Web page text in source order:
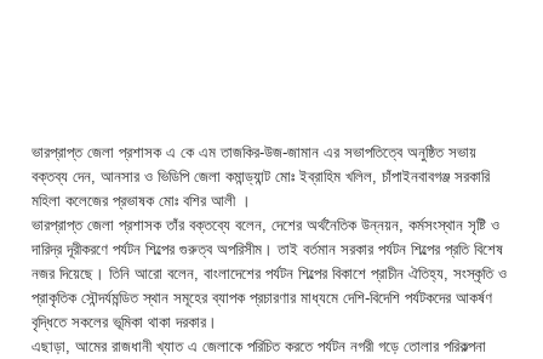
ভারপ্রাপ্ত জেলা প্রশাসক এ কে এম তাজকির-উজ-জামান এর সভাপতিত্বে অনুষ্ঠিত সভায়
বক্তব্য দেন, আনসার ও ভিডিপি জেলা কমান্ড্যান্ট মোঃ ইব্রাহিম খলিল, চাঁপাইনবাবগঞ্জ সরকারি
মহিলা কলেজের প্রভাষক মোঃ বশির আলী ।
ভারপ্রাপ্ত জেলা প্রশাসক তাঁর বক্তব্যে বলেন, দেশের অর্থনৈতিক উন্নয়ন, কর্মসংস্থান সৃষ্টি ও
দারিদ্র দূরীকরণে পর্যটন শিল্পের গুরুত্ব অপরিসীম। তাই বর্তমান সরকার পর্যটন শিল্পের প্রতি বিশেষ
নজর দিয়েছে। তিনি আরো বলেন, বাংলাদেশের পর্যটন শিল্পের বিকাশে প্রাচীন ঐতিহ্য, সংস্কৃতি ও
প্রাকৃতিক সৌন্দর্যমন্ডিত স্থান সমূহের ব্যাপক প্রচারণার মাধ্যমে দেশি-বিদেশি পর্যটকদের আকর্ষণ
বৃদ্ধিতে সকলের ভূমিকা থাকা দরকার।
এছাড়া, আমের রাজধানী খ্যাত এ জেলাকে পরিচিত করতে পর্যটন নগরী গড়ে তোলার পরিকল্পনা